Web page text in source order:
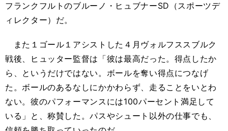
フランクフルトのブルーノ・ヒュブナーSD（スポーツデ
ィレクター）だ。
また１ゴール１アシストした４月ヴォルフススブルク
戦後、ヒュッター監督は「彼は最高だった。得点したか
ら、というだけではない。ボールを奪い得点につなげ
た。ボールのあるなしにかかわらず、走ることをいとわ
ない。彼のパフォーマンスには100パーセント満足して
いる」と、称賛した。パスやシュート以外の仕事でも、